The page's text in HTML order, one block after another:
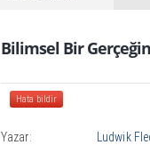
Bilimsel Bir
Hata bildir
Yazar:
Ludwik